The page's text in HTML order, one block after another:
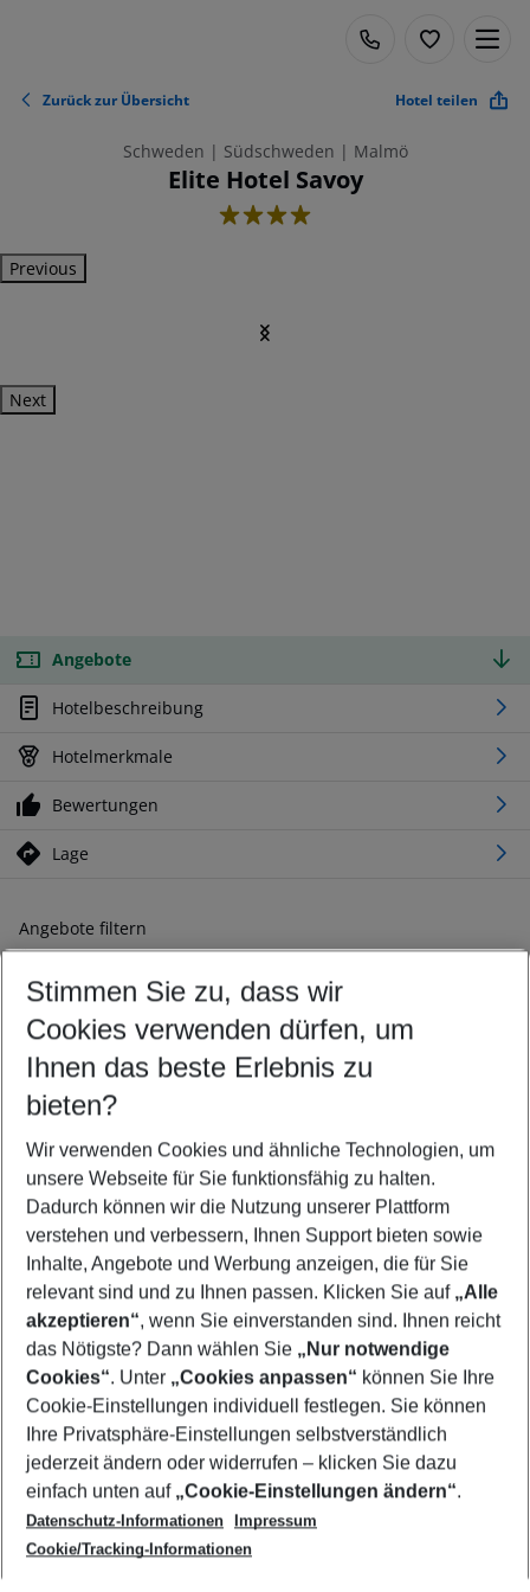
Zurück zur Übersicht Hotel teilen
Schweden | Südschweden | Malmö
Elite Hotel Savoy
4
Previous
Next
Angebote
Hotelbeschreibung
Hotelmerkmale
Bewertungen
Lage
Angebote filtern
Ändern Sie Ihre Kriterien nach Ihren Wünschen
Abflughafen wählen
Beliebiger Abflughafen
Reisezeitraum wählen
08.08.26– 06.08.27 5-8 Nächte
2 Erwachsene Keine Kinder
Mehr Filter anzeigen
Footer
Footer navigation
Über uns
AGB
Cookie-Einstellungen ändern
Cookie-Richtlinie
Datenschutz
Service & Hilfe
Barrierefreies Reisen
Check-in
Folgen Sie uns
Stimmen Sie zu, dass wir
Cookies verwenden dürfen, um
Ihnen das beste Erlebnis zu
bieten?
Wir verwenden Cookies und ähnliche Technologien, um
unsere Webseite für Sie funktionsfähig zu halten.
Dadurch können wir die Nutzung unserer Plattform
verstehen und verbessern, Ihnen Support bieten sowie
Inhalte, Angebote und Werbung anzeigen, die für Sie
relevant sind und zu Ihnen passen. Klicken Sie auf „Alle
akzeptieren“, wenn Sie einverstanden sind. Ihnen reicht
das Nötigste? Dann wählen Sie „Nur notwendige
Cookies“. Unter „Cookies anpassen“ können Sie Ihre
Cookie-Einstellungen individuell festlegen. Sie können
Ihre Privatsphäre-Einstellungen selbstverständlich
jederzeit ändern oder widerrufen – klicken Sie dazu
einfach unten auf „Cookie-Einstellungen ändern“.
Datenschutz-Informationen
Impressum
Cookie/Tracking-Informationen